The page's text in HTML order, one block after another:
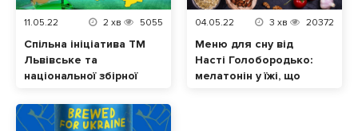
11.05.22 2 хв 5055
Спільна ініціатива ТМ
Львівське та
національної збірної
Відтепер кожен
голос за «Лева
04.05.22 3 хв 20372
Меню для сну від
Насті Голобородько:
мелатонін у їжі, що